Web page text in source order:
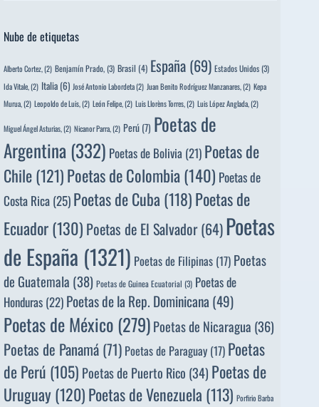
Nube de etiquetas
Alberto Cortez,(2) Benjamín Prado,(3) Brasil (4) España (69) Estados Unidos(3)
Ida Vitale,(2) Italia (6) José Antonio Labordeta(2) Juan Benito Rodríguez Manzanares,(2) Kepa
Murua,(2) Leopoldo de Luis,(2) León Felipe,(2) Luis Llorèns Torres,(2) Luis López Anglada,(2)
Miguel Ángel Asturias,(2) Nicanor Parra,(2) Perú (7) Poetas de
Argentina (332) Poetas de Bolivia (21) Poetas de
Chile(121)Poetas de Colombia(140) Poetas de
Costa Rica(25)Poetas de Cuba (118)Poetas de
Ecuador(130) Poetas de El Salvador(64)Poetas
de España (1321) Poetas de Filipinas (17) Poetas
de Guatemala (38) Poetas de Guinea Ecuatorial (3) Poetas de
Honduras (22) Poetas de la Rep. Dominicana (49)
Poetas de México(279)Poetas de Nicaragua (36)
Poetas de Panamá (71) Poetas de Paraguay (17) Poetas
de Perú (105) Poetas de Puerto Rico (34) Poetas de
Uruguay(120)Poetas de Venezuela (113) Porfirio Barba